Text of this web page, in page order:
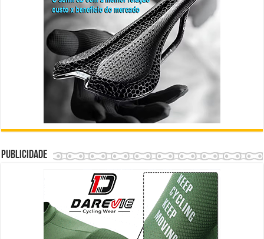
Publicidade